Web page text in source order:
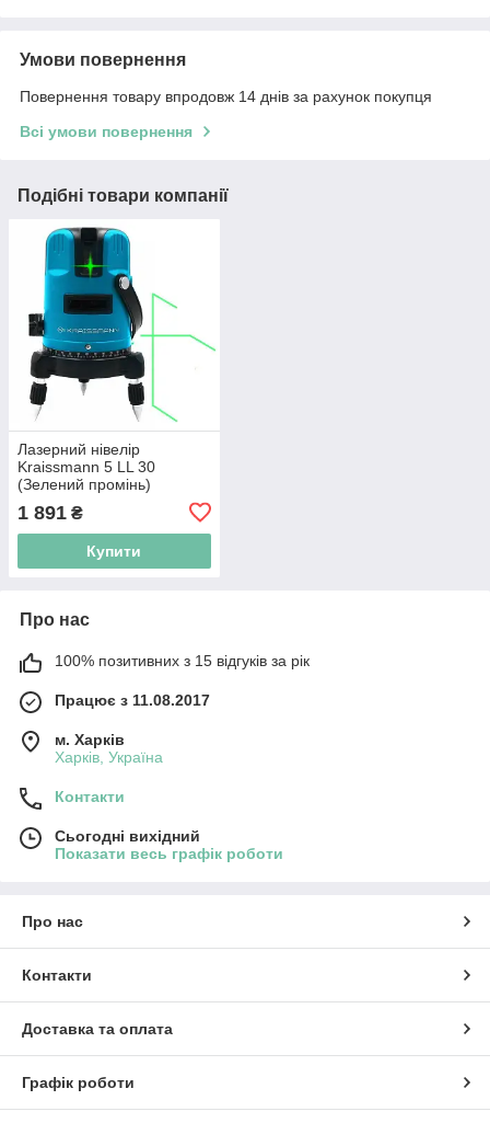
Умови повернення
Повернення товару впродовж 14 днів за рахунок покупця
Всі умови повернення
Подібні товари компанії
Лазерний нівелір
Kraissmann 5 LL 30
(Зелений промінь)
1 891 ₴
Купити
Про нас
100% позитивних з 15 відгуків за рік
Працює з 11.08.2017
м. Харків
Харків, Україна
Контакти
Сьогодні вихідний
Показати весь графік роботи
Про нас
Контакти
Доставка та оплата
Графік роботи